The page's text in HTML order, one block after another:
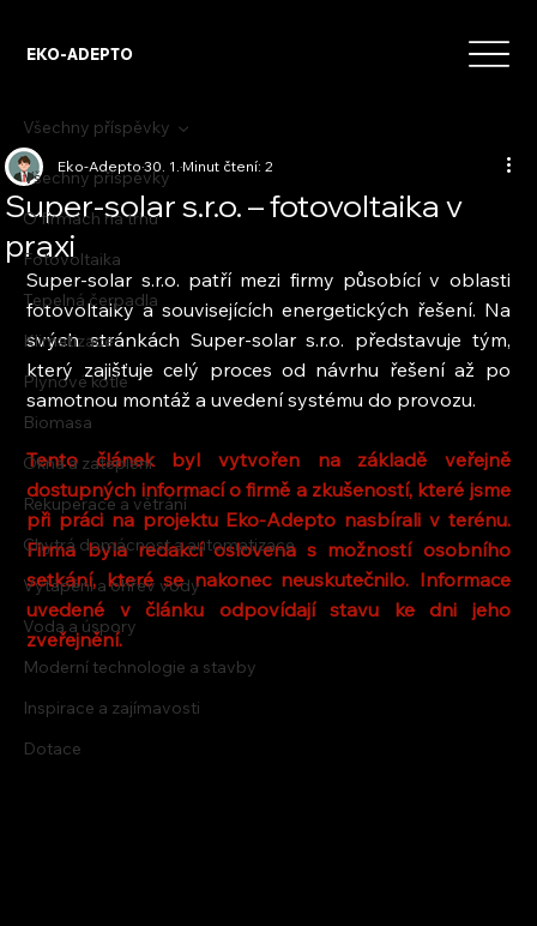
EKO-ADEPTO
Všechny příspěvky
O firmách na trhu
Fotovoltaika
Tepelná čerpadla
Klimatizace
Plynové kotle
Biomasa
Okna a zateplení
Rekuperace a větrání
Chytrá domácnost a automatizace
Vytápění a ohřev vody
Voda a úspory
Moderní technologie a stavby
Inspirace a zajímavosti
Dotace
Všechny příspěvky
Super-solar s.r.o. – fotovoltaika v
praxi
Eko-Adepto30. 1.Minut čtení: 2
Super-solar s.r.o. patří mezi firmy působící v oblasti
fotovoltaiky a souvisejících energetických řešení. Na
svých stránkách Super-solar s.r.o. představuje tým,
který zajišťuje celý proces od návrhu řešení až po
samotnou montáž a uvedení systému do provozu.
Tento článek byl vytvořen na základě veřejně
dostupných informací o firmě a zkušeností, které jsme
při práci na projektu Eko-Adepto nasbírali v terénu.
Firma byla redakcí oslovena s možností osobního
setkání, které se nakonec neuskutečnilo. Informace
uvedené v článku odpovídají stavu ke dni jeho
zveřejnění.